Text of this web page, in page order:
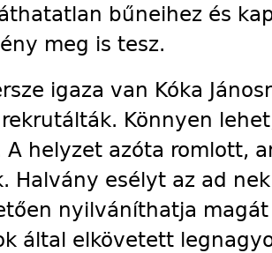
bűneihez és
meg is tesz.
igaza van Kóka
Könnyen
helyzet azóta romlott,
Halvány esélyt az ad
nyilváníthatja
által elkövetett